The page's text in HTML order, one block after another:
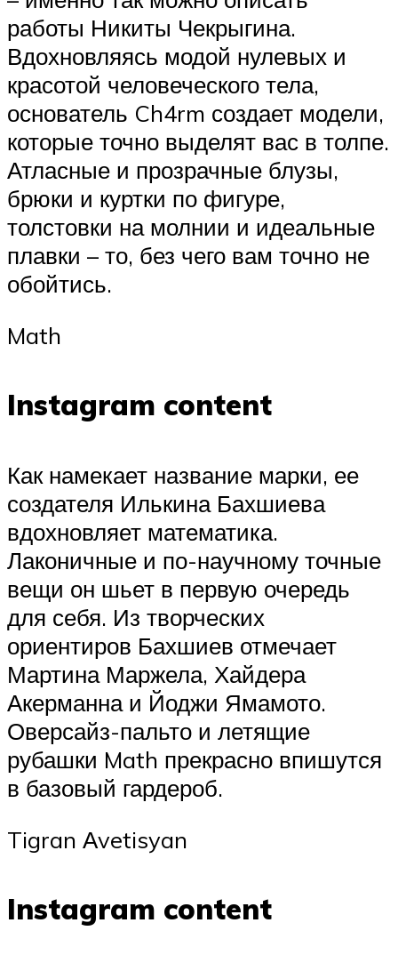
работы Никиты Чекрыгина.
Вдохновляясь модой нулевых и
красотой человеческого тела,
основатель Ch4rm создает модели,
которые точно выделят вас в толпе.
Атласные и прозрачные блузы,
брюки и куртки по фигуре,
толстовки на молнии и идеальные
плавки – то, без чего вам точно не
обойтись.
Math
Instagram content
Как намекает название марки, ее
создателя Илькина Бахшиева
вдохновляет математика.
Лаконичные и по-научному точные
вещи он шьет в первую очередь
для себя. Из творческих
ориентиров Бахшиев отмечает
Мартина Маржела, Хайдера
Акерманна и Йоджи Ямамото.
Оверсайз-пальто и летящие
рубашки Math прекрасно впишутся
в базовый гардероб.
Tigran Аvetisyan
Instagram content